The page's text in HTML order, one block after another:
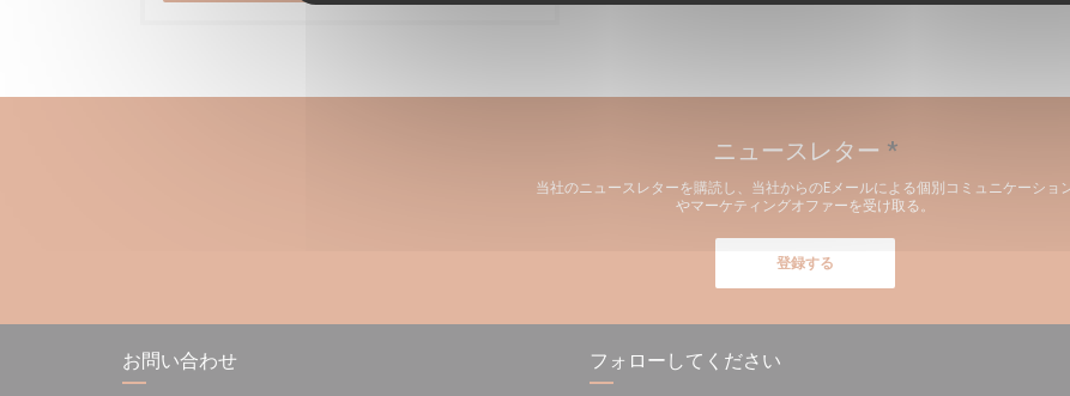
ニュースレター *
当社のニュースレターを購読し、当社からのEメールによる個別コミュニケーショ
やマーケティングオファーを受け取る。
登録する
お問い合わせ フォローしてください